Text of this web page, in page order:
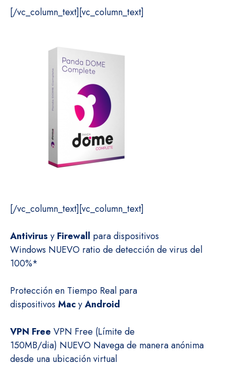
[/vc_column_text][vc_column_text]
[/vc_column_text][vc_column_text]
Antivirus y Firewall para dispositivos
Windows NUEVO ratio de detección de virus del
100%*
Protección en Tiempo Real para
dispositivos MacyAndroid
VPN Free VPN Free (Límite de
150MB/dia) NUEVO Navega de manera anónima
desde una ubicación virtual